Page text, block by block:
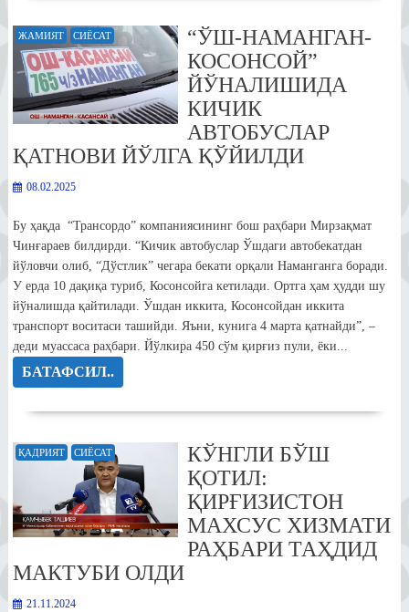
ЖАМИЯТ СИЁСАТ
“ЎШ-НАМАНГАН-
КОСОНСОЙ”
ЙЎНАЛИШИДА
КИЧИК
АВТОБУСЛАР
ҚАТНОВИ ЙЎЛГА ҚЎЙИЛДИ
08.02.2025
Бу ҳақда “Трансордо” компаниясининг бош раҳбари Мирзақмат
Чинғараев билдирди. “Кичик автобуслар Ўшдаги автобекатдан
йўловчи олиб, “Дўстлик” чегара бекати орқали Наманганга боради.
У ерда 10 дақиқа туриб, Косонсойга кетилади. Ортга ҳам ҳудди шу
йўналишда қайтилади. Ўшдан иккита, Косонсойдан иккита
транспорт воситаси ташийди. Яъни, кунига 4 марта қатнайди”, –
деди муассаса раҳбари. Йўлкира 450 сўм қирғиз пули, ёки...
БАТАФСИЛ..
ҚАДРИЯТ СИЁСАТ
КЎНГЛИ БЎШ
ҚОТИЛ:
ҚИРҒИЗИСТОН
МАХСУС ХИЗМАТИ
РАҲБАРИ ТАҲДИД
МАКТУБИ ОЛДИ
21.11.2024